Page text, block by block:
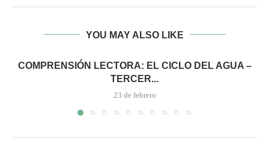
YOU MAY ALSO LIKE
COMPRENSIÓN LECTORA: EL CICLO DEL AGUA –
TERCER...
23 de febrero